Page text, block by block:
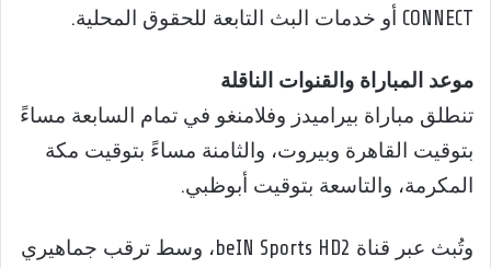
CONNECT أو خدمات البث التابعة للحقوق المحلية.
موعد المباراة والقنوات الناقلة
تنطلق مباراة بيراميدز وفلامنغو في تمام السابعة مساءً
بتوقيت القاهرة وبيروت، والثامنة مساءً بتوقيت مكة
المكرمة، والتاسعة بتوقيت أبوظبي.
وتُبث عبر قناة beIN Sports HD2، وسط ترقب جماهيري